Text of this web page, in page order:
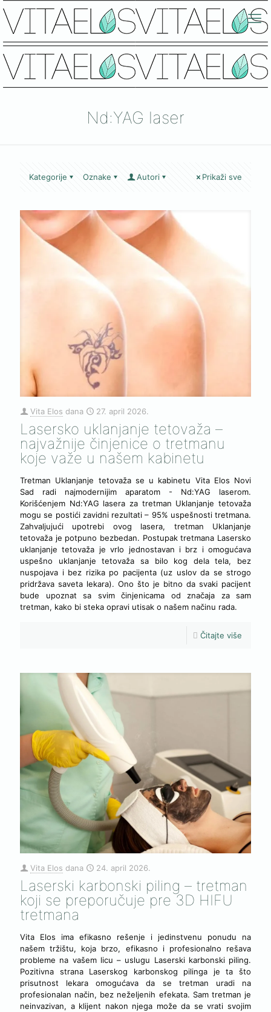
Nd:YAG laser
Kategorije Oznake Autori Prikaži sve
Vita Elos dana 27. april 2026.
Lasersko uklanjanje tetovaža –
najvažnije činjenice o tretmanu
koje važe u našem kabinetu
Tretman Uklanjanje tetovaža se u kabinetu Vita Elos Novi
Sad radi najmodernijim aparatom - Nd:YAG laserom.
Korišćenjem Nd:YAG lasera za tretman Uklanjanje tetovaža
mogu se postići zavidni rezultati – 95% uspešnosti tretmana.
Zahvaljujući upotrebi ovog lasera, tretman Uklanjanje
tetovaža je potpuno bezbedan. Postupak tretmana Lasersko
uklanjanje tetovaža je vrlo jednostavan i brz i omogućava
uspešno uklanjanje tetovaža sa bilo kog dela tela, bez
nuspojava i bez rizika po pacijenta (uz uslov da se strogo
pridržava saveta lekara). Ono što je bitno da svaki pacijent
bude upoznat sa svim činjenicama od značaja za sam
tretman, kako bi steka opravi utisak o našem načinu rada.
Čitajte više
Vita Elos dana 24. april 2026.
Laserski karbonski piling – tretman
koji se preporučuje pre 3D HIFU
tretmana
Vita Elos ima efikasno rešenje i jedinstvenu ponudu na
našem tržištu, koja brzo, efikasno i profesionalno rešava
probleme na vašem licu – uslugu Laserski karbonski piling.
Pozitivna strana Laserskog karbonskog pilinga je ta što
prisutnost lekara omogućava da se tretman uradi na
profesionalan način, bez neželjenih efekata. Sam tretman je
neinvazivan, a klijent nakon njega može da se vrati svojim